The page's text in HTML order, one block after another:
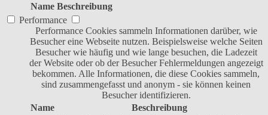
Name Beschreibung
Performance
Performance Cookies sammeln Informationen darüber, wie
Besucher eine Webseite nutzen. Beispielsweise welche Seiten
Besucher wie häufig und wie lange besuchen, die Ladezeit
der Website oder ob der Besucher Fehlermeldungen angezeigt
bekommen. Alle Informationen, die diese Cookies sammeln,
sind zusammengefasst und anonym - sie können keinen
Besucher identifizieren.
Name
Beschreibung